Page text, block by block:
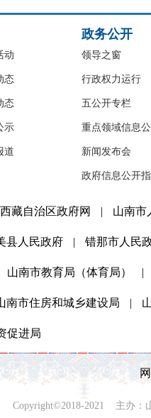
动
态
态
示
道
政务公开
领导之窗
行政权力运行
五公开专栏
重点领域信息
新闻发布会
政府信息公开
西藏自治区政府网 | 山南市
县人民政府 | 错那市人民
山南市教育局（体育局） |
南市住房和城乡建设局 |
促进局
Copyright©2018-2021 主办：